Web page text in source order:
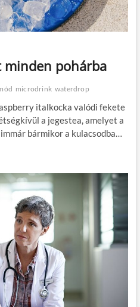
minden pohárba
microdrink waterdrop
italkocka valódi fekete
a jegestea, amelyet a
bármikor a kulacsodba…